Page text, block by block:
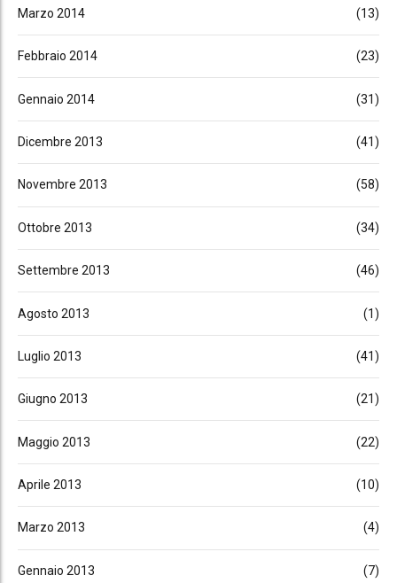
Marzo 2014 (13)
Febbraio 2014 (23)
Gennaio 2014 (31)
Dicembre 2013 (41)
Novembre 2013 (58)
Ottobre 2013 (34)
Settembre 2013 (46)
Agosto 2013 (1)
Luglio 2013 (41)
Giugno 2013 (21)
Maggio 2013 (22)
Aprile 2013 (10)
Marzo 2013 (4)
Gennaio 2013 (7)